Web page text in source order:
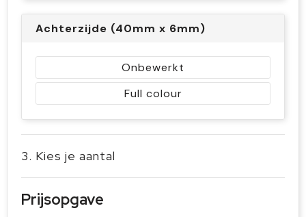
Achterzijde (40mm x 6mm)
Onbewerkt
Full colour
3. Kies je aantal
Prijsopgave